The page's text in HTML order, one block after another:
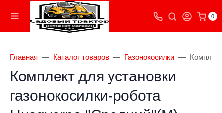
0
Главная Каталог товаров Газонокосилки
Комплект для установки
газонокосилки-робота